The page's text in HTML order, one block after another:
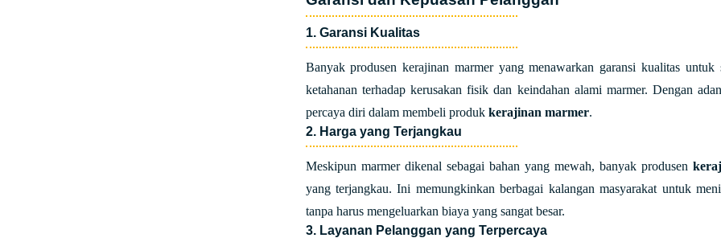
1. Garansi Kualitas
Banyak produsen kerajinan marmer yang menawarkan garansi kualitas
ketahanan terhadap kerusakan fisik dan keindahan alami marmer. Dengan
percaya diri dalam membeli produk kerajinan marmer.
2. Harga yang Terjangkau
Meskipun marmer dikenal sebagai bahan yang mewah, banyak produsen
yang terjangkau. Ini memungkinkan berbagai kalangan masyarakat untuk
tanpa harus mengeluarkan biaya yang sangat besar.
3. Layanan Pelanggan yang Terpercaya